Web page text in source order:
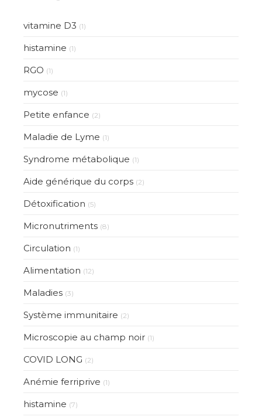
vitamine D3 (1)
histamine (1)
RGO (1)
mycose (1)
Petite enfance (2)
Maladie de Lyme (1)
Syndrome métabolique (1)
Aide générique du corps (2)
Détoxification (5)
Micronutriments (8)
Circulation (1)
Alimentation (12)
Maladies (3)
Système immunitaire (2)
Microscopie au champ noir (1)
COVID LONG (2)
Anémie ferriprive (1)
histamine (7)